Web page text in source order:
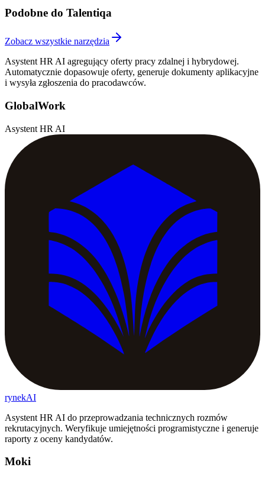
Podobne do Talentiqa
Zobacz wszystkie narzędzia
Asystent HR AI agregujący oferty pracy zdalnej i hybrydowej.
Automatycznie dopasowuje oferty, generuje dokumenty aplikacyjne
i wysyła zgłoszenia do pracodawców.
GlobalWork
Asystent HR AI
rynekAI
Asystent HR AI do przeprowadzania technicznych rozmów
rekrutacyjnych. Weryfikuje umiejętności programistyczne i generuje
raporty z oceny kandydatów.
Moki